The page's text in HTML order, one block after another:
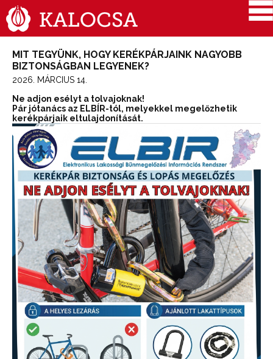
MIT TEGYÜNK, HOGY KERÉKPÁRJAINK NAGYOBB
BIZTONSÁGBAN LEGYENEK?
2026. MÁRCIUS 14.
Ne adjon esélyt a tolvajoknak!
Pár jótanács az ELBÍR-tól, melyekkel megelőzhetik
kerékpárjaik eltulajdonítását.